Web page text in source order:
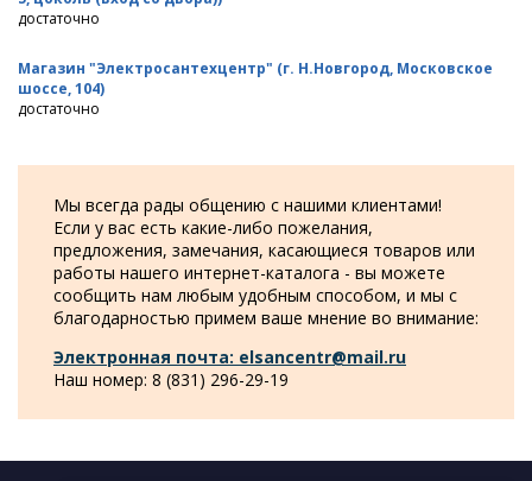
достаточно
Магазин "Электросантехцентр" (г. Н.Новгород, Московское
шоссе, 104)
достаточно
Мы всегда рады общению с нашими клиентами!
Если у вас есть какие-либо пожелания,
предложения, замечания, касающиеся товаров или
работы нашего интернет-каталога - вы можете
сообщить нам любым удобным способом, и мы с
благодарностью примем ваше мнение во внимание:
Электронная почта: elsancentr@mail.ru
Наш номер: 8 (831) 296-29-19